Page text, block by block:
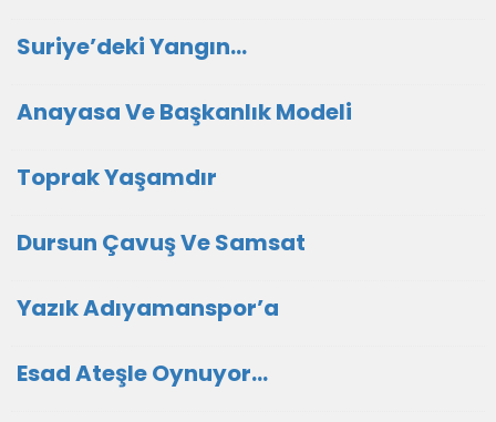
Suriye’deki Yangın…
Anayasa Ve Başkanlık Modeli
Toprak Yaşamdır
Dursun Çavuş Ve Samsat
Yazık Adıyamanspor’a
Esad Ateşle Oynuyor…